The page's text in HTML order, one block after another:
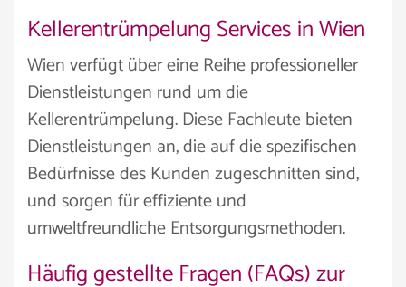
Kellerentrümpelung Services in Wien
Wien verfügt über eine Reihe professioneller
Dienstleistungen rund um die
Kellerentrümpelung. Diese Fachleute bieten
Dienstleistungen an, die auf die spezifischen
Bedürfnisse des Kunden zugeschnitten sind,
und sorgen für effiziente und
umweltfreundliche Entsorgungsmethoden.
Häufig gestellte Fragen (FAQs) zur